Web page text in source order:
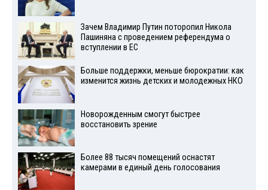
Зачем Владимир Путин поторопил Никола
Пашиняна с проведением референдума о
вступлении в ЕС
Больше поддержки, меньше бюрократии: как
изменится жизнь детских и молодежных НКО
Новорожденным смогут быстрее
восстановить зрение
Более 88 тысяч помещений оснастят
камерами в единый день голосования